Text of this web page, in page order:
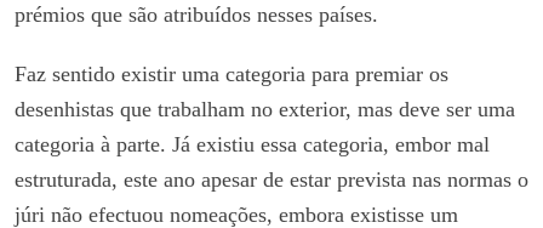
prémios que são atribuídos nesses países.
Faz sentido existir uma categoria para premiar os
desenhistas que trabalham no exterior, mas deve ser uma
categoria à parte. Já existiu essa categoria, embor mal
estruturada, este ano apesar de estar prevista nas normas o
júri não efectuou nomeações, embora existisse um